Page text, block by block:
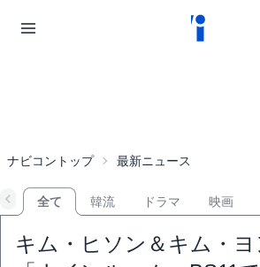
ナビコントップ 最新ニュース
全て 韓流 ドラマ 映画
キム・ヒソン＆キム・